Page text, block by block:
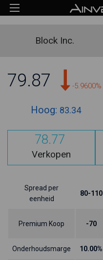
Block Inc.
79.87 -5.9600%
Hoog: 83.34
78.77
Verkopen
Spread per
eenheid
80-110
Premium Koop -70
Onderhoudsmarge 10.00%